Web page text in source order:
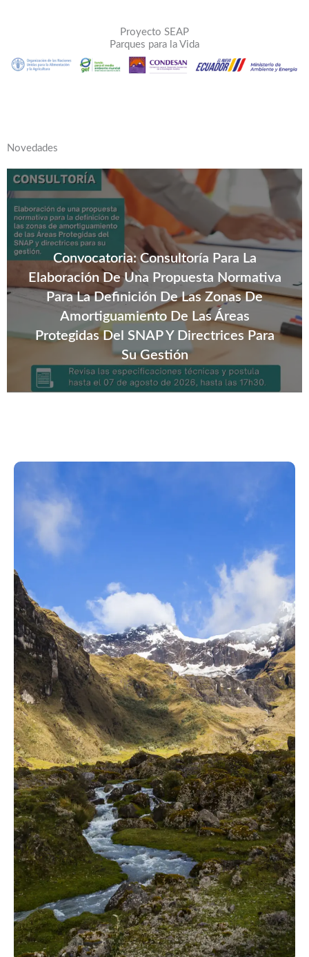
Proyecto SEAP
Parques para la Vida
Novedades
Convocatoria: Consultoría Para La
Elaboración De Una Propuesta Normativa
Para La Definición De Las Zonas De
Amortiguamiento De Las Áreas
Protegidas Del SNAP Y Directrices Para
Su Gestión